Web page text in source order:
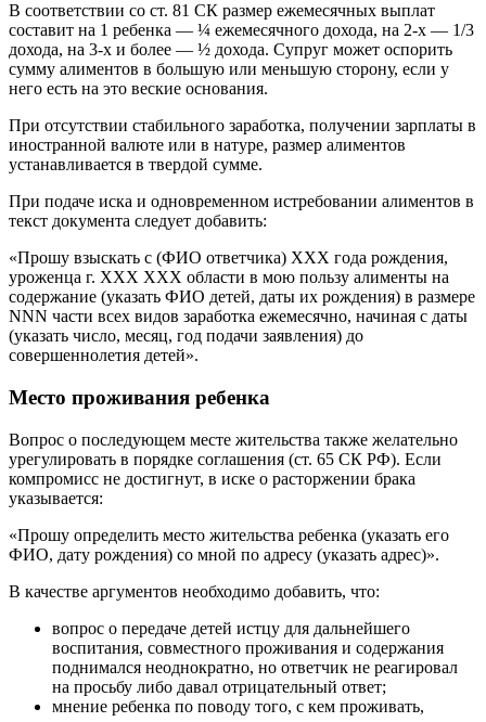
В соответствии со ст. 81 СК размер ежемесячных выплат
составит на 1 ребенка — ¼ ежемесячного дохода, на 2-х — 1/3
дохода, на 3-х и более — ½ дохода. Супруг может оспорить
сумму алиментов в большую или меньшую сторону, если у
него есть на это веские основания.
При отсутствии стабильного заработка, получении зарплаты в
иностранной валюте или в натуре, размер алиментов
устанавливается в твердой сумме.
При подаче иска и одновременном истребовании алиментов в
текст документа следует добавить:
«Прошу взыскать с (ФИО ответчика) ХХХ года рождения,
уроженца г. ХХХ ХХХ области в мою пользу алименты на
содержание (указать ФИО детей, даты их рождения) в размере
NNN части всех видов заработка ежемесячно, начиная с даты
(указать число, месяц, год подачи заявления) до
совершеннолетия детей».
Место проживания ребенка
Вопрос о последующем месте жительства также желательно
урегулировать в порядке соглашения (ст. 65 СК РФ). Если
компромисс не достигнут, в иске о расторжении брака
указывается:
«Прошу определить место жительства ребенка (указать его
ФИО, дату рождения) со мной по адресу (указать адрес)».
В качестве аргументов необходимо добавить, что:
вопрос о передаче детей истцу для дальнейшего
воспитания, совместного проживания и содержания
поднимался неоднократно, но ответчик не реагировал
на просьбу либо давал отрицательный ответ;
мнение ребенка по поводу того, с кем проживать,